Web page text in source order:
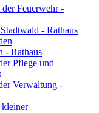
Feuerwehr -
- Rathaus
- Rathaus
Pflege und
Verwaltung -